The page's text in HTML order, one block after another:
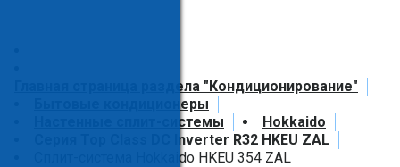
Главная страница раздела "Кондиционирование"
Бытовые кондиционеры
Настенные сплит-системы
Hokkaido
Серия Top Class DC Inverter R32 HKEU ZAL
Сплит-система Hokkaido HKEU 354 ZAL